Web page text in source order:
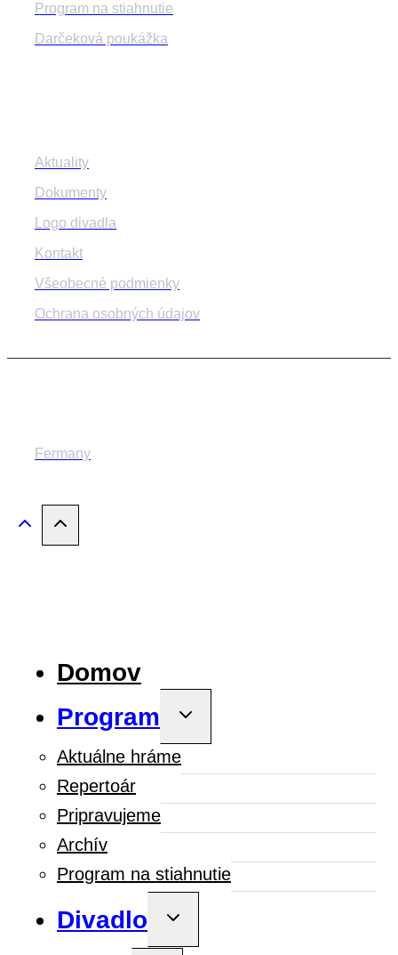
Program na stiahnutie
Darčeková poukážka
Aktuality
Dokumenty
Logo divadla
Kontakt
Všeobecné podmienky
Ochrana osobných údajov
Fermany
Domov
Program
Toggle
menu
Aktuálne hráme
Repertoár
Pripravujeme
Archív
Program na stiahnutie
Divadlo
Toggle
menu